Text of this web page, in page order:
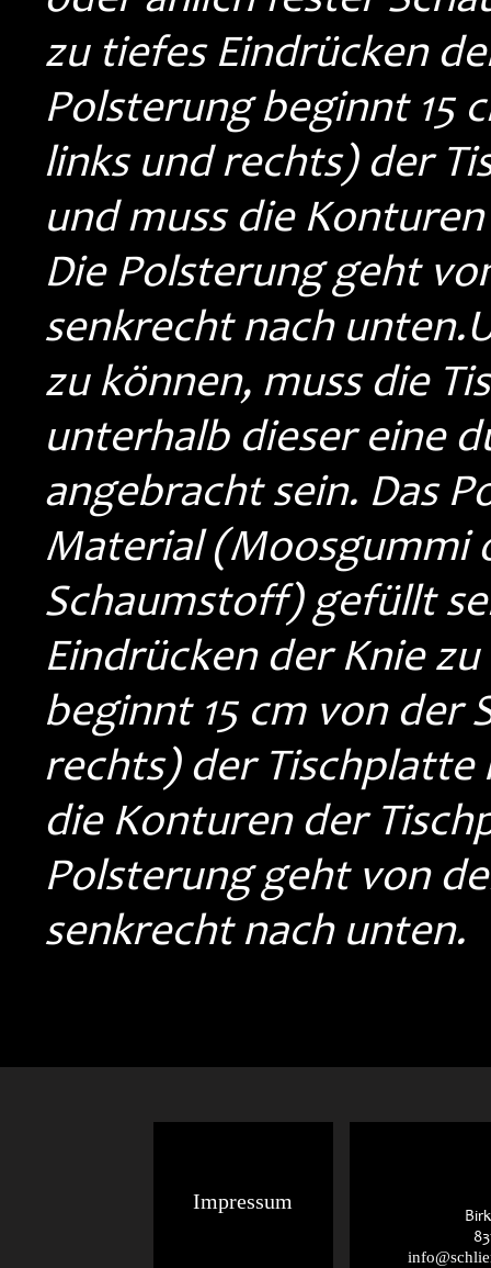
zu tiefes Eindrücken
Polsterung beginnt 15
links und rechts) der
und muss die
Die Polsterung geht
senkrecht nach
zu können, muss die
unterhalb dieser eine
angebracht sein. Das
Material (Moosgummi
Schaumstoff) gefüllt
Eindrücken der Knie
beginnt 15 cm von der
rechts) der Tischplatte
die Konturen der
Polsterung geht von
senkrecht nach unten.
Impressum